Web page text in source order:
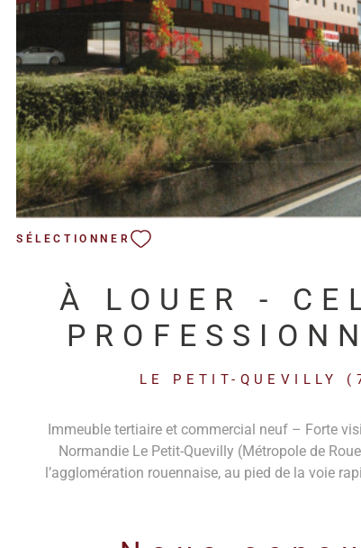
VOIR LE BIEN
SÉLECTIONNER
À LOUER -
NEUVES - SUD
LE PETIT-QUEVILLY
Immeuble tertiaire et commercial neuf – Forte
Normandie Le Petit-Quevilly (Métropole de
l’agglomération rouennaise, au pied de la voie
axe très fréquenté. Cette implantation stratégique